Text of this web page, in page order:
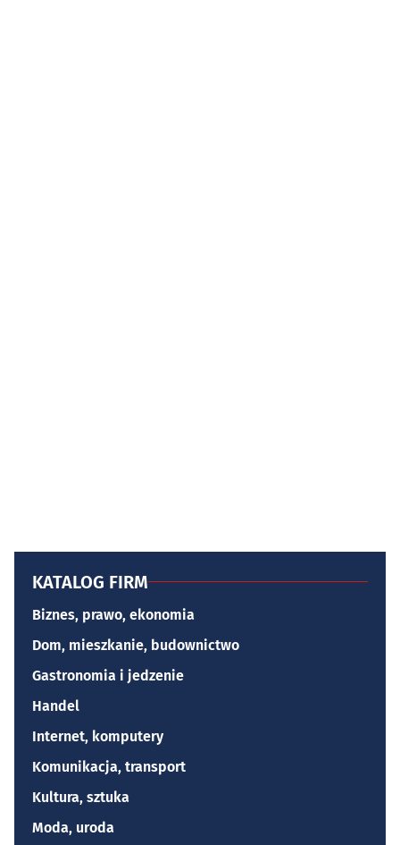
KATALOG FIRM
Biznes, prawo, ekonomia
Dom, mieszkanie, budownictwo
Gastronomia i jedzenie
Handel
Internet, komputery
Komunikacja, transport
Kultura, sztuka
Moda, uroda